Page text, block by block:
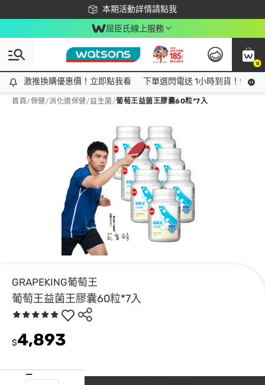
本期活動詳情請點我
下載app最高回饋$350
屈臣氏線上服務
0
激推換購優惠價！立即點我看
激推換購優惠價！立即點我看 下單選閃電送 1小時到貨！領神
首頁/保健/消化道保健/益生菌/葡萄王益菌王膠囊60粒*7入
GRAPEKING葡萄王
葡萄王益菌王膠囊60粒*7入
$4,893